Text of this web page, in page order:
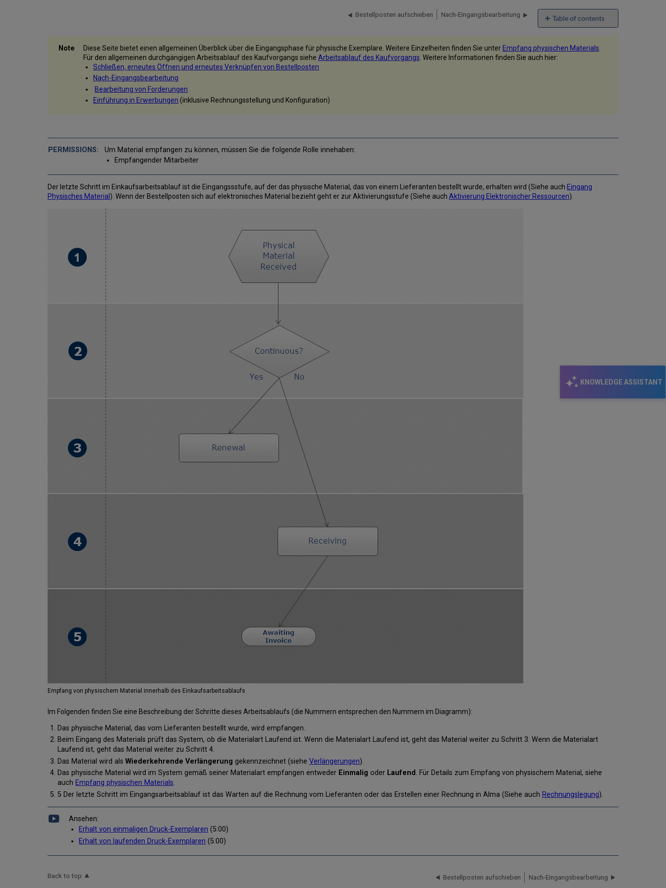
KNOWLEDGE ASSISTANT
Table of contents
No
Bestellposten aufschieben Nach-Eingangsbearbeitung
Diese Seite bietet einen allgemeinen Überblick über die Eingangsphase für physische Exemplare. Weitere Einzelheiten finden Sie unter Empfang physischen Materials
Für den allgemeinen durchgängigen Arbeitsablauf des Kaufvorgangs siehe Arbeitsablauf des Kaufvorgangs . Weitere Informationen finden Sie auch hier:
Schließen, erneutes Öffnen und erneutes Verknüpfen von Bestellposten
Nach-Eingangsbearbeitung
Bearbeitung von Forderungen
Einführung in Erwerbungen (inklusive Rechnungsstellung und Konfiguration)
Um Material empfangen zu können, müssen Sie die folgende Rolle innehaben:
Empfangender Mitarbeiter
Der letzte Schritt im Einkaufsarbeitsablauf ist die Eingangssstufe, auf der das physische Material, das von einem Lieferanten bestellt wurde, erhalten wird (Siehe auch Eingang
Physisches Material). Wenn der Bestellposten sich auf elektronisches Material bezieht geht er zur Aktivierungsstufe (Siehe auch Aktivierung Elektronischer Ressourcen).
Empfang von physischem Material innerhalb des Einkaufsarbeitsablaufs
Im Folgenden finden Sie eine Beschreibung der Schritte dieses Arbeitsablaufs (die Nummern entsprechen den Nummern im Diagramm):
Das physische Material, das vom Lieferanten bestellt wurde, wird empfangen.
Beim Eingang des Materials prüft das System, ob die Materialart Laufend ist. Wenn die Materialart Laufend ist, geht das Material weiter zu Schritt 3. Wenn die Materialart
Laufend ist, geht das Material weiter zu Schritt 4.
Das Material wird alsWiederkehrende Verlängerung gekennzeichnet (sieheVerlängerungen).
Das physische Material wird im System gemäß seiner Materialart empfangen entweder Einmalig oder Laufend . Für Details zum Empfang von physischem Material, siehe
auch Empfang physischen Materials.
5 Der letzte Schritt im Eingangsarbeitsablauf ist das Warten auf die Rechnung vom Lieferanten oder das Erstellen einer Rechnung in Alma (Siehe auch Rechnungslegung).
Ansehen:
Erhalt von einmaligen Druck-Exemplaren (5:00)
Erhalt von laufenden Druck-Exemplaren (5:00)
Back to top Bestellposten aufschieben Nach-Eingangsbearbeitung